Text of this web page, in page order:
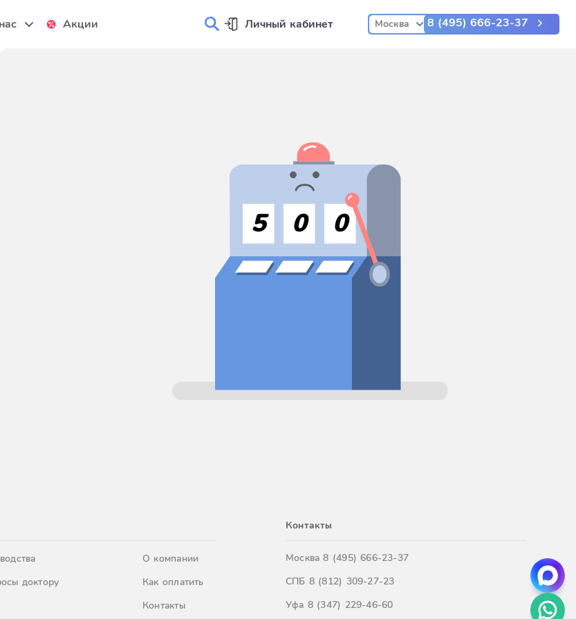
Акции Личный кабинет Москва 8 (495) 666-23-37
5 0 0
доктору
О компании
Как оплатить
Контакты
Контакты
Москва8 (495) 666-23-37
СПБ 8 (812) 309-27-23
Уфа 8 (347) 229-46-60